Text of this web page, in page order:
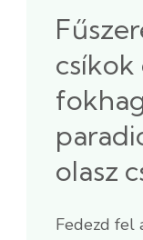
olasz
Fedezd fel